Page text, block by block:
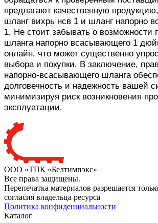
предлагают качественную
шланг вихрь нсв 1 и шланг напорно
1. Не стоит забывать о возможности
шланга напорно всасывающего 1
онлайн, что может существенно
выбора и покупки. В заключение,
напорно-всасывающего шланга
долговечность и надежность вашей
минимизируя риск возникновения
эксплуатации.
ООО «ТПК «Белтимпэкс»
Все права защищены.
Перепечатка материалов разрешается
согласия владельца ресурса
Политика конфиденциальности
Каталог